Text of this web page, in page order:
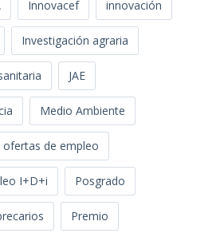
Innovacef innovación
Investigación agraria
JAE
Medio Ambiente
ofertas de empleo
I+D+i Posgrado
Premio